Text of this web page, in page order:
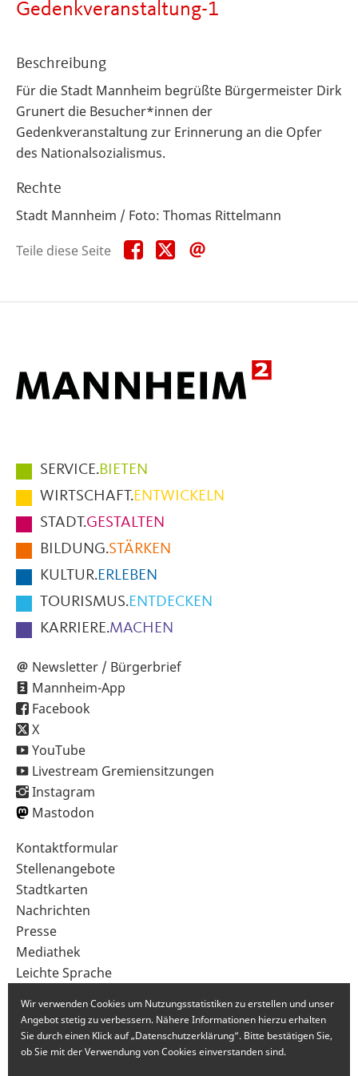
Gedenkveranstaltung-1
Beschreibung
Für die Stadt Mannheim begrüßte Bürgermeister Dirk
Grunert die Besucher*innen der
Gedenkveranstaltung zur Erinnerung an die Opfer
des Nationalsozialismus.
Rechte
Stadt Mannheim / Foto: Thomas Rittelmann
Teile diese Seite
Teile
diese
Teile
diese
Hauptmenüpunkte
im
Fußbereich
der
Seite
SERVICE.BIETEN
WIRTSCHAFT.ENTWICKELN
STADT.GESTALTEN
BILDUNG.STÄRKEN
KULTUR.ERLEBEN
TOURISMUS.ENTDECKEN
KARRIERE.MACHEN
Newsletter / Bürgerbrief
Mannheim-App
Facebook
X
YouTube
Livestream Gremiensitzungen
Instagram
Mastodon
Sekundärnavigation
im
Fußbereich
Kontaktformular
Stellenangebote
Stadtkarten
Nachrichten
Presse
Mediathek
Leichte Sprache
Wir verwenden Cookies um Nutzungsstatistiken zu erstellen und unser
Angebot stetig zu verbessern. Nähere Informationen hierzu erhalten
Sie durch einen Klick auf „Datenschutzerklärung“. Bitte bestätigen Sie,
ob Sie mit der Verwendung von Cookies einverstanden sind.